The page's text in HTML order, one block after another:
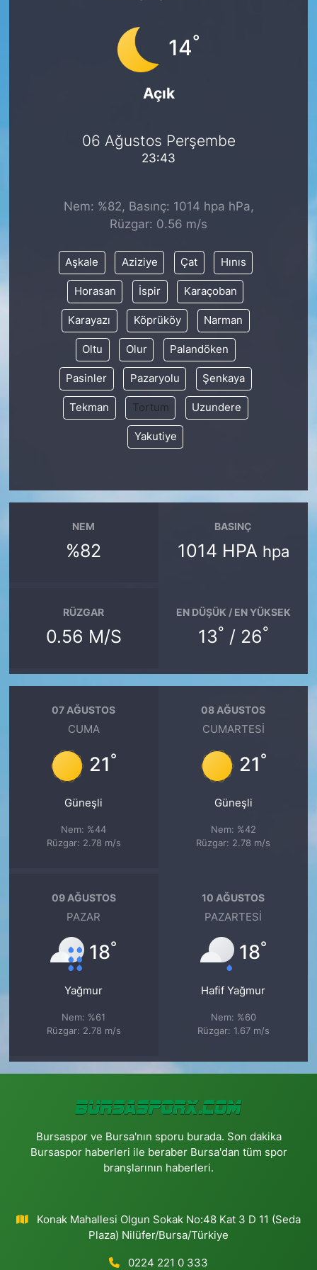
14°
Açık
06 Ağustos Perşembe
23:43
Nem: %82, Basınç: 1014 hpa hPa,
Rüzgar: 0.56 m/s
Aşkale Aziziye Çat Hınıs
Horasan İspir Karaçoban
Karayazı Köprüköy Narman
Oltu Olur Palandöken
Pasinler Pazaryolu Şenkaya
Tekman Tortum Uzundere
Yakutiye
NEM
%82
BASINÇ
1014 HPA hpa
RÜZGAR
0.56 M/S
EN DÜŞÜK / EN YÜKSEK
13° / 26°
07 AĞUSTOS
CUMA
21°
Güneşli
Nem: %44
Rüzgar: 2.78 m/s
08 AĞUSTOS
CUMARTESI
21°
Güneşli
Nem: %42
Rüzgar: 2.78 m/s
09 AĞUSTOS
PAZAR
18°
Yağmur
Nem: %61
Rüzgar: 2.78 m/s
10 AĞUSTOS
PAZARTESI
18°
Hafif Yağmur
Nem: %60
Rüzgar: 1.67 m/s
Bursaspor ve Bursa'nın sporu burada. Son dakika
Bursaspor haberleri ile beraber Bursa'dan tüm spor
branşlarının haberleri.
Konak Mahallesi Olgun Sokak No:48 Kat 3 D 11 (Seda
Plaza) Nilüfer/Bursa/Türkiye
0224 221 0 333